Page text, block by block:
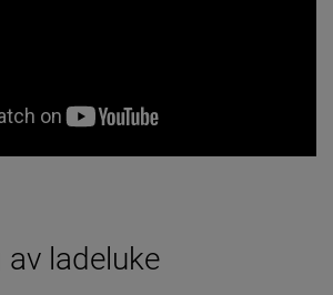
ladeluke